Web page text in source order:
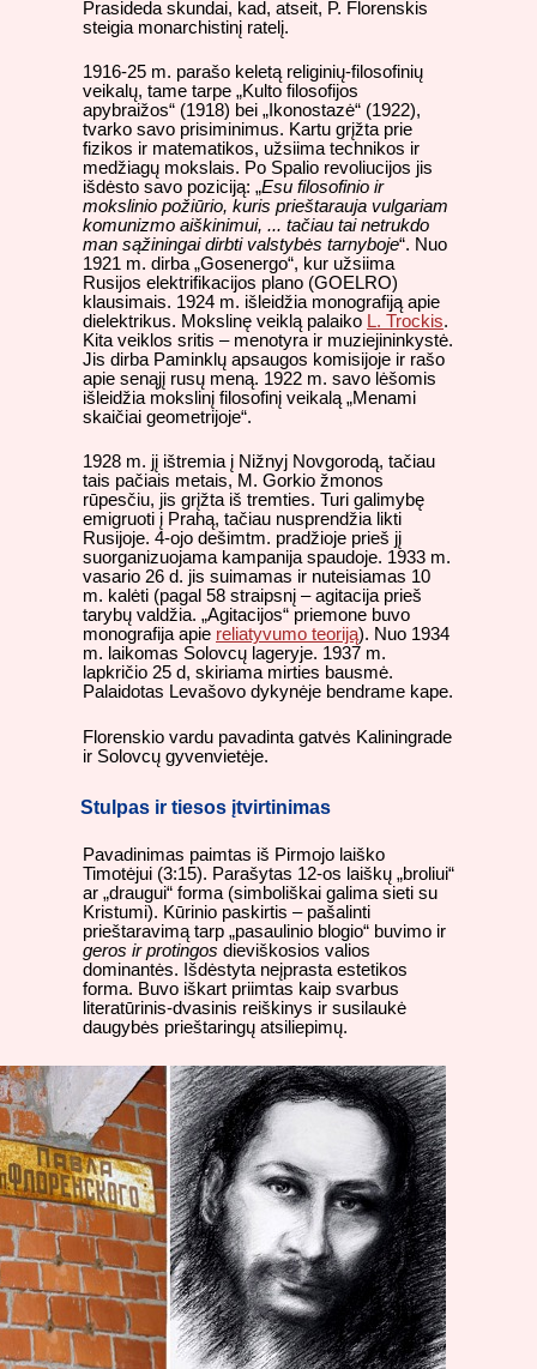
Prasideda skundai, kad, atseit, P. Florenskis
steigia monarchistinį ratelį.
1916-25 m. parašo keletą religinių-filosofinių
veikalų, tame tarpe „Kulto filosofijos
apybraižos“ (1918) bei „Ikonostazė“ (1922),
tvarko savo prisiminimus. Kartu grįžta prie
fizikos ir matematikos, užsiima technikos ir
medžiagų mokslais. Po Spalio revoliucijos jis
išdėsto savo poziciją: „Esu filosofinio ir
mokslinio požiūrio, kuris prieštarauja vulgariam
komunizmo aiškinimui, ... tačiau tai netrukdo
man sąžiningai dirbti valstybės tarnyboje“. Nuo
1921 m. dirba „Gosenergo“, kur užsiima
Rusijos elektrifikacijos plano (GOELRO)
klausimais. 1924 m. išleidžia monografiją apie
dielektrikus. Mokslinę veiklą palaiko L. Trockis.
Kita veiklos sritis – menotyra ir muziejininkystė.
Jis dirba Paminklų apsaugos komisijoje ir rašo
apie senąjį rusų meną. 1922 m. savo lėšomis
išleidžia mokslinį filosofinį veikalą „Menami
skaičiai geometrijoje“.
1928 m. jį ištremia į Nižnyj Novgorodą, tačiau
tais pačiais metais, M. Gorkio žmonos
rūpesčiu, jis grįžta iš tremties. Turi galimybę
emigruoti į Prahą, tačiau nusprendžia likti
Rusijoje. 4-ojo dešimtm. pradžioje prieš jį
suorganizuojama kampanija spaudoje. 1933 m.
vasario 26 d. jis suimamas ir nuteisiamas 10
m. kalėti (pagal 58 straipsnį – agitacija prieš
tarybų valdžia. „Agitacijos“ priemone buvo
monografija apie reliatyvumo teoriją). Nuo 1934
m. laikomas Solovcų lageryje. 1937 m.
lapkričio 25 d, skiriama mirties bausmė.
Palaidotas Levašovo dykynėje bendrame kape.
Florenskio vardu pavadinta gatvės Kaliningrade
ir Solovcų gyvenvietėje.
Stulpas ir tiesos įtvirtinimas
Pavadinimas paimtas iš Pirmojo laiško
Timotėjui (3:15). Parašytas 12-os laiškų „broliui“
ar „draugui“ forma (simboliškai galima sieti su
Kristumi). Kūrinio paskirtis – pašalinti
prieštaravimą tarp „pasaulinio blogio“ buvimo ir
geros ir protingos dieviškosios valios
dominantės. Išdėstyta neįprasta estetikos
forma. Buvo iškart priimtas kaip svarbus
literatūrinis-dvasinis reiškinys ir susilaukė
daugybės prieštaringų atsiliepimų.